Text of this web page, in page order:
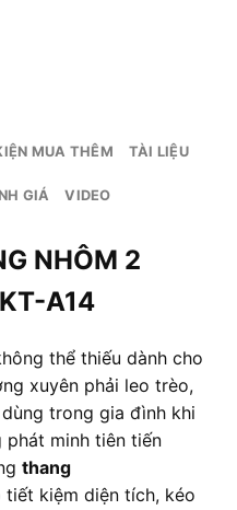
MUA THÊM TÀI LIỆU
GIÁ VIDEO
NHÔM 2
A14
thể thiếu dành cho
xuyên phải leo trèo,
trong gia đình khi
minh tiên tiến
thang
tiết kiệm diện tích, kéo